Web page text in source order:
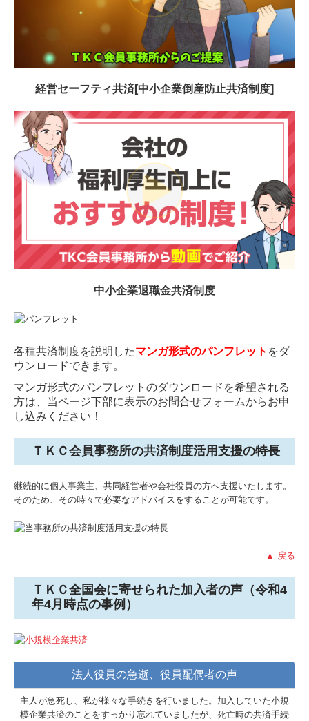
経営セーフティ共済[中小企業倒産防止共済制度]
中小企業退職金共済制度
各種共済制度を説明したマンガ形式のパンフレット をダ
ウンロードできます。
マンガ形式のパンフレットのダウンロードを希望される
方は、当ページ下部に表示のお問合せフォームからお申
し込みください！
ＴＫＣ会員事務所の共済制度活用支援の特長
継続的に個人事業主、共同経営者や会社役員の方へ支援いたします。
そのため、その時々で必要なアドバイスをすることが可能です。
▲ 戻る
ＴＫＣ全国会に寄せられた加入者の声（令和4
年4月時点の事例）
法人役員の急逝、役員配偶者の声
主人が急死し、私が様々な手続きを行いました。加入していた小規
模企業共済のことをすっかり忘れていましたが、死亡時の共済手続